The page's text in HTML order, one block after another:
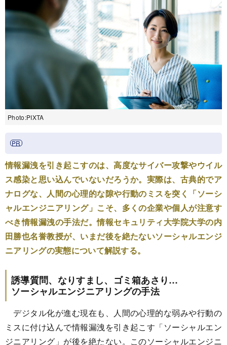
Photo:PIXTA
情報漏洩を引き起こすのは、高度なサイバー攻撃やウイル
ス感染と思い込んでいないだろうか。実際は、古典的でア
ナログな、人間の心理的な隙や行動のミスを突く「ソーシ
ャルエンジニアリング」こそ、多くの企業や個人が注意す
べき情報漏洩の手法だ。情報セキュリティ大学院大学の内
田勝也名誉教授が、いまだ後を絶たないソーシャルエンジ
ニアリングの実態について解説する。
誘導質問、なりすまし、ゴミ箱あさり…
ソーシャルエンジニアリングの手法
デジタル化が進む現在も、人間の心理的な弱みや行動の
ミスに付け込んで情報漏洩を引き起こす「ソーシャルエン
ジニアリング」が後を絶たない。このソーシャルエンジニ